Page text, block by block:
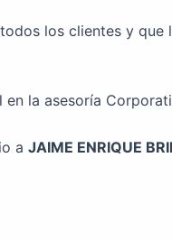
los clientes y
la asesoría
a JAIME ENRIQUE